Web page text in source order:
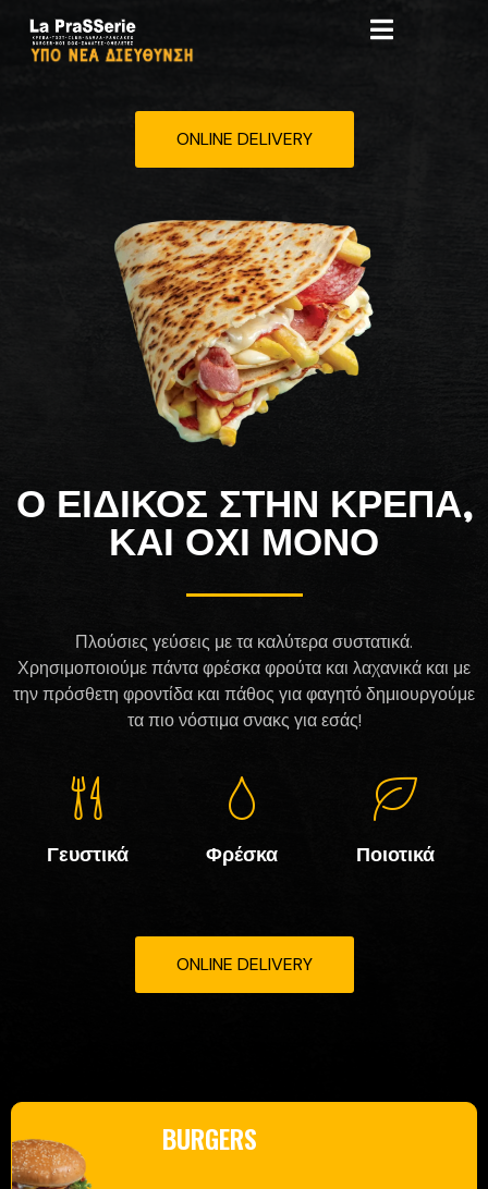
ONLINE DELIVERY
Ο ΕΙΔΙΚΟΣ ΣΤΗΝ ΚΡΕΠΑ,
ΚΑΙ ΟΧΙ ΜΟΝΟ
Πλούσιες γεύσεις με τα καλύτερα συστατικά.
Χρησιμοποιούμε πάντα φρέσκα φρούτα και λαχανικά και με
την πρόσθετη φροντίδα και πάθος για φαγητό δημιουργούμε
τα πιο νόστιμα σνακς για εσάς!
Γευστικά Φρέσκα Ποιοτικά
ONLINE DELIVERY
BURGERS